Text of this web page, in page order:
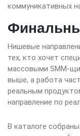
коммуникативных
Нишевые
тех, кто хочет
массовыми SMM-
выше, а работа
реальным
направление по
В каталоге